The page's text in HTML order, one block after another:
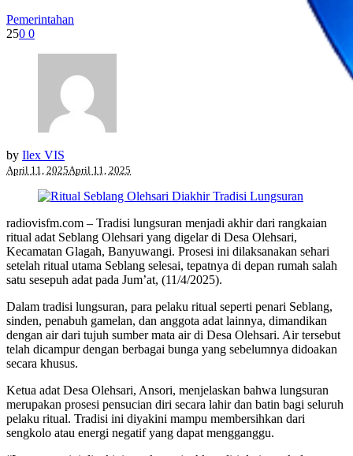
Pemerintahan
250 0
by Ilex VIS
April 11, 2025April 11, 2025
radiovisfm.com – Tradisi lungsuran menjadi akhir dari rangkaian
ritual adat Seblang Olehsari yang digelar di Desa Olehsari,
Kecamatan Glagah, Banyuwangi. Prosesi ini dilaksanakan sehari
setelah ritual utama Seblang selesai, tepatnya di depan rumah salah
satu sesepuh adat pada Jum’at, (11/4/2025).
Dalam tradisi lungsuran, para pelaku ritual seperti penari Seblang,
sinden, penabuh gamelan, dan anggota adat lainnya, dimandikan
dengan air dari tujuh sumber mata air di Desa Olehsari. Air tersebut
telah dicampur dengan berbagai bunga yang sebelumnya didoakan
secara khusus.
Ketua adat Desa Olehsari, Ansori, menjelaskan bahwa lungsuran
merupakan prosesi pensucian diri secara lahir dan batin bagi seluruh
pelaku ritual. Tradisi ini diyakini mampu membersihkan dari
sengkolo atau energi negatif yang dapat mengganggu.